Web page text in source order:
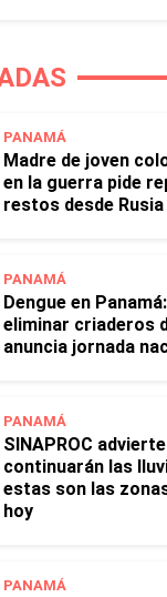
PANAMÁ
Madre de joven
en la guerra pide
restos desde Rusia
PANAMÁ
Dengue en
eliminar criaderos
anuncia jornada
PANAMÁ
SINAPROC
continuarán las
estas son las
hoy
PANAMÁ